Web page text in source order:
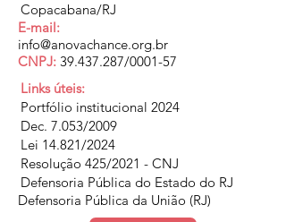
Copacabana/RJ
E-mail:
info@anovachance.org.br
CNPJ: 39.437.287/0001-57
Links úteis:
Portfólio institucional 2024
Dec. 7.053/2009
Lei 14.821/2024
Resolução 425/2021 - CNJ
Defensoria Pública do Estado do RJ
Defensoria Pública da União (RJ)